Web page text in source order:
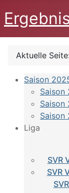
Aktuelle
Saison
Liga
SVR
SVR